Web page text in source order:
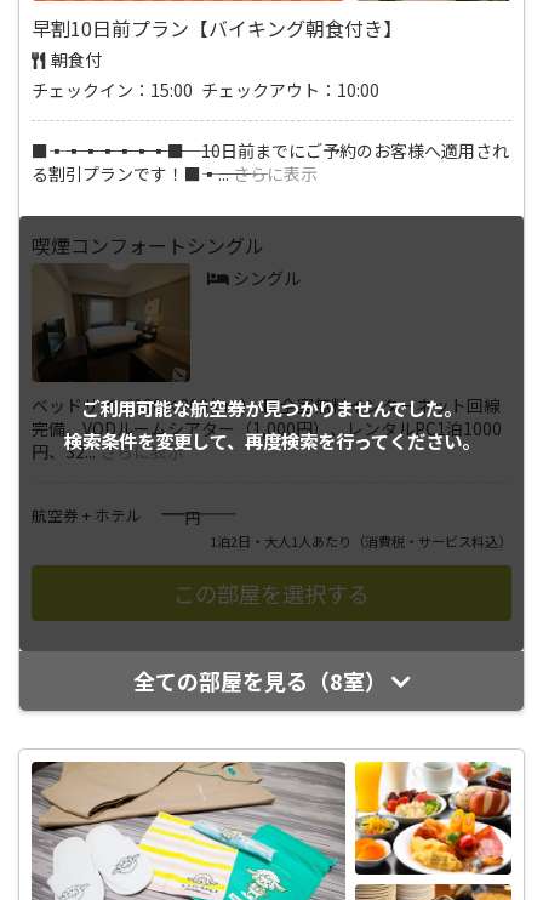
早割10日前プラン【バイキング朝食付き】
朝食付
チェックイン：15:00 チェックアウト：10:00
■―――▪―――▪―――▪―――▪―――▪―――▪―――▪―――■ 10日前までにご予約のお客様へ適用され
る割引プランです！■―――▪―――...さらに表示
ご利用可能な航空券が見つかりませんでした。
検索条件を変更して、 再度検索を行ってください。
喫煙コンフォートシングル
シングル
ベッドサイズ130×200(cm) ■全室無料インターネット回線
完備、VODルームシアター（1,000円）、レンタルPC1泊1000
円、32...さらに表示
航空券 + ホテル ――――円
1泊2日・大人1人あたり （消費税・サービス料込）
全ての部屋を見る（8室）